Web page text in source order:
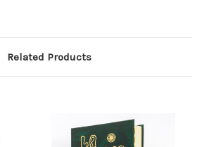
Related Products